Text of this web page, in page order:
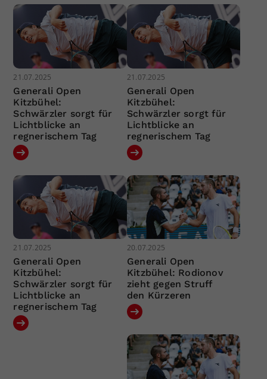
21.07.2025
Generali Open
Kitzbühel:
Schwärzler sorgt für
Lichtblicke an
regnerischem Tag
21.07.2025
Generali Open
Kitzbühel:
Schwärzler sorgt für
Lichtblicke an
regnerischem Tag
21.07.2025
Generali Open
Kitzbühel:
Schwärzler sorgt für
Lichtblicke an
regnerischem Tag
20.07.2025
Generali Open
Kitzbühel: Rodionov
zieht gegen Struff
den Kürzeren